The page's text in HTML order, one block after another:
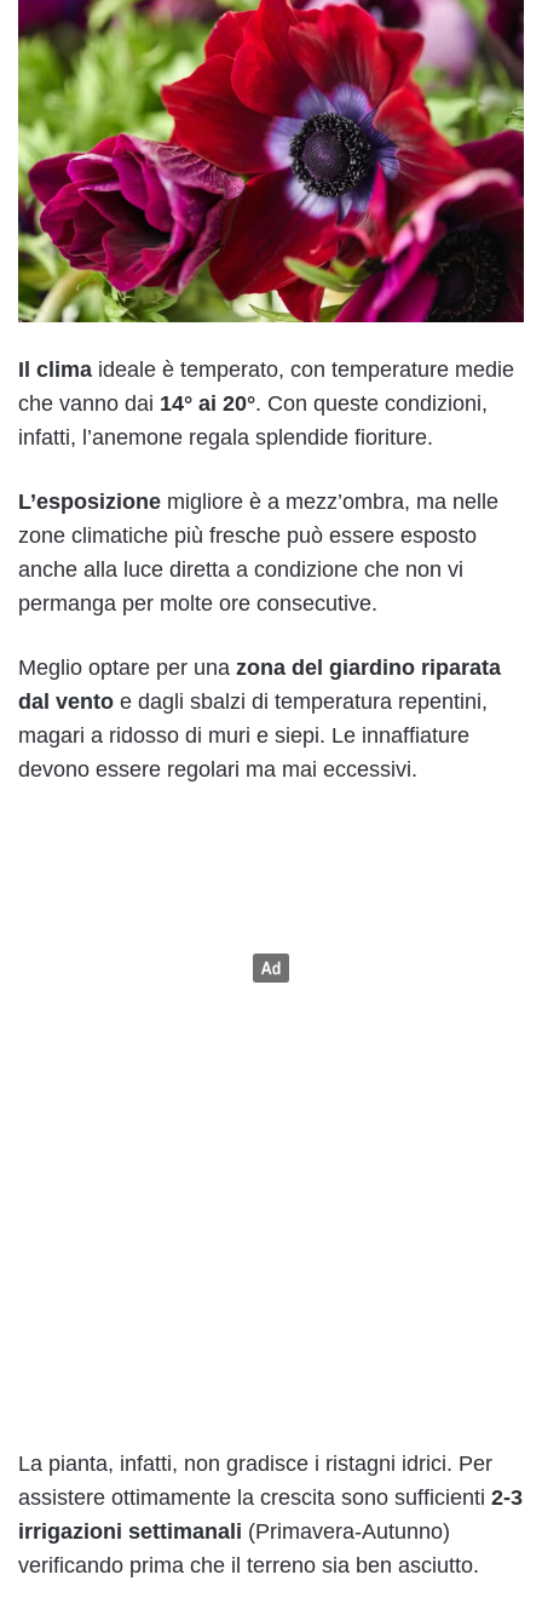
Il clima ideale è temperato, con temperature medie
che vanno dai 14° ai 20°. Con queste condizioni,
infatti, l’anemone regala splendide fioriture.
L’esposizione migliore è a mezz’ombra, ma nelle
zone climatiche più fresche può essere esposto
anche alla luce diretta a condizione che non vi
permanga per molte ore consecutive.
Meglio optare per una zona del giardino riparata
dal vento e dagli sbalzi di temperatura repentini,
magari a ridosso di muri e siepi. Le innaffiature
devono essere regolari ma mai eccessivi.
La pianta, infatti, non gradisce i ristagni idrici. Per
assistere ottimamente la crescita sono sufficienti 2-3
irrigazioni settimanali (Primavera-Autunno)
verificando prima che il terreno sia ben asciutto.